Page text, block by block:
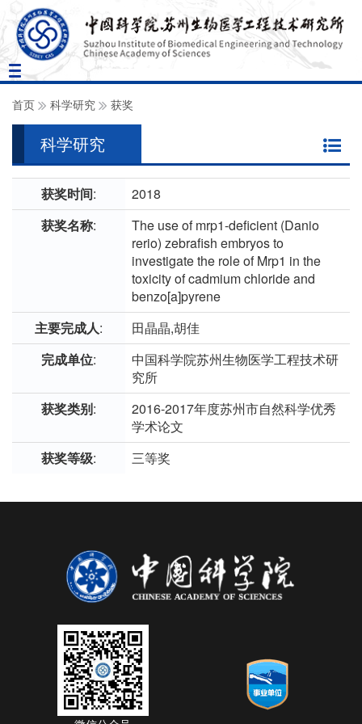
Toggle
navigation
首页 科学研究 获奖
科学研究
获奖时间:
2018
获奖名称:
The use of mrp1-deficient (Danio
rerio) zebrafish embryos to
investigate the role of Mrp1 in the
toxicity of cadmium chloride and
benzo[a]pyrene
主要完成人:
田晶晶,胡佳
完成单位:
中国科学院苏州生物医学工程技术研
究所
获奖类别:
2016-2017年度苏州市自然科学优秀
学术论文
获奖等级: 三等奖